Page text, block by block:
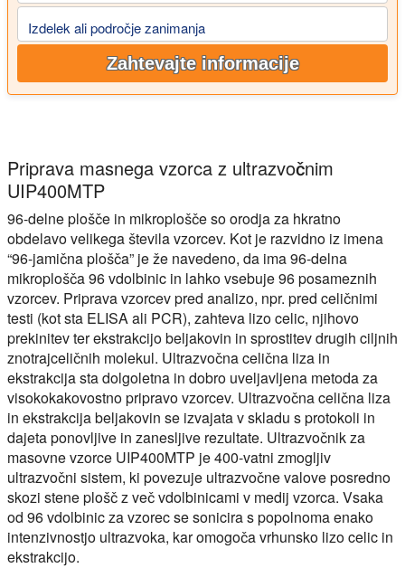
Izdelek ali področje zanimanja
Zahtevajte informacije
Priprava masnega vzorca z ultrazvočnim
UIP400MTP
96-delne plošče in mikroplošče so orodja za hkratno
obdelavo velikega števila vzorcev. Kot je razvidno iz imena
“96-jamična plošča” je že navedeno, da ima 96-delna
mikroplošča 96 vdolbinic in lahko vsebuje 96 posameznih
vzorcev. Priprava vzorcev pred analizo, npr. pred celičnimi
testi (kot sta ELISA ali PCR), zahteva lizo celic, njihovo
prekinitev ter ekstrakcijo beljakovin in sprostitev drugih ciljnih
znotrajceličnih molekul. Ultrazvočna celična liza in
ekstrakcija sta dolgoletna in dobro uveljavljena metoda za
visokokakovostno pripravo vzorcev. Ultrazvočna celična liza
in ekstrakcija beljakovin se izvajata v skladu s protokoli in
dajeta ponovljive in zanesljive rezultate. Ultrazvočnik za
masovne vzorce UIP400MTP je 400-vatni zmogljiv
ultrazvočni sistem, ki povezuje ultrazvočne valove posredno
skozi stene plošč z več vdolbinicami v medij vzorca. Vsaka
od 96 vdolbinic za vzorec se sonicira s popolnoma enako
intenzivnostjo ultrazvoka, kar omogoča vrhunsko lizo celic in
ekstrakcijo.